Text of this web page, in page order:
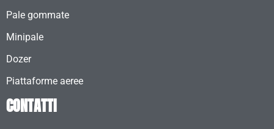
Pale gommate
Minipale
Dozer
Piattaforme aeree
CONTATTI